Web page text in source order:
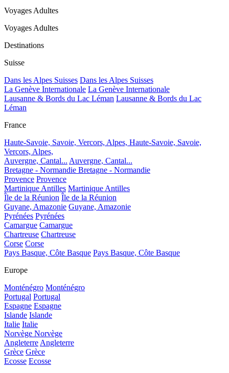
Voyages Adultes
Voyages Adultes
Destinations
Suisse
Dans les Alpes Suisses Dans les Alpes Suisses
La Genève Internationale La Genève Internationale
Lausanne & Bords du Lac Léman Lausanne & Bords du Lac
Léman
France
Haute-Savoie, Savoie, Vercors, Alpes, Haute-Savoie, Savoie,
Vercors, Alpes,
Auvergne, Cantal... Auvergne, Cantal...
Bretagne - Normandie Bretagne - Normandie
Provence Provence
Martinique Antilles Martinique Antilles
Île de la Réunion Île de la Réunion
Guyane, Amazonie Guyane, Amazonie
Pyrénées Pyrénées
Camargue Camargue
Chartreuse Chartreuse
Corse Corse
Pays Basque, Côte Basque Pays Basque, Côte Basque
Europe
Monténégro Monténégro
Portugal Portugal
Espagne Espagne
Islande Islande
Italie Italie
Norvège Norvège
Angleterre Angleterre
Grèce Grèce
Ecosse Ecosse